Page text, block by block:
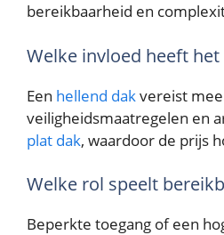
bereikbaarheid en
Welke invloed heeft het
Een hellend dakvereist
veiligheidsmaatregelen en
plat dak, waardoor de prijs
Welke rol speelt
Beperkte toegang of een